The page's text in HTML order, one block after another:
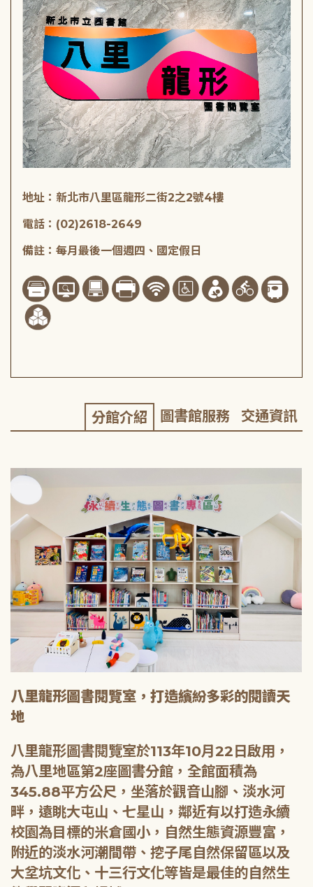
地址：新北市八里區龍形二街2之2號4樓
電話：(02)2618-2649
備註：每月最後一個週四、國定假日
分館介紹 圖書館服務 交通資訊
八里龍形圖書閱覽室，打造繽紛多彩的閱讀天
地
八里龍形圖書閱覽室於113年10月22日啟用，
為八里地區第2座圖書分館，全館面積為
345.88平方公尺，坐落於觀音山腳、淡水河
畔，遠眺大屯山、七星山，鄰近有以打造永續
校園為目標的米倉國小，自然生態資源豐富，
附近的淡水河潮間帶、挖子尾自然保留區以及
大坌坑文化、十三行文化等皆是最佳的自然生